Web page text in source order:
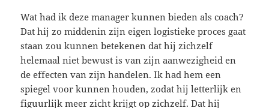
Wat had ik deze manager kunnen bieden als coach?
Dat hij zo middenin zijn eigen logistieke proces gaat
staan zou kunnen betekenen dat hij zichzelf
helemaal niet bewust is van zijn aanwezigheid en
de effecten van zijn handelen. Ik had hem een
spiegel voor kunnen houden, zodat hij letterlijk en
figuurlijk meer zicht krijgt op zichzelf. Dat hij